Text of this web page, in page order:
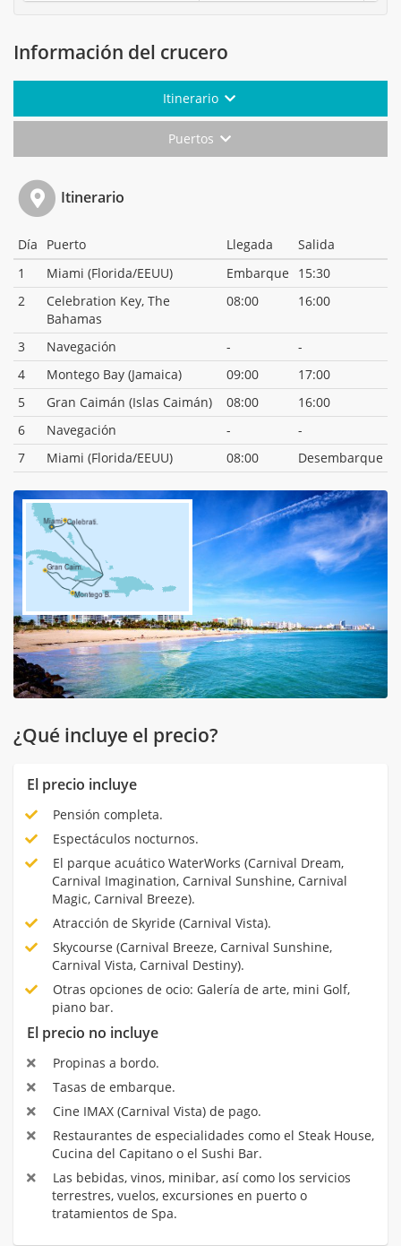
Información del crucero
Itinerario
Puertos
Itinerario
Día Puerto Llegada
Salida
1
Miami (Florida/EEUU) Embarque
15:30
2
Celebration Key, The
Bahamas
08:00 16:00
3 Navegación -
-
4
Montego Bay (Jamaica) 09:00
17:00
5
Gran Caimán (Islas Caimán) 08:00
16:00
6
Navegación -
-
7
Miami (Florida/EEUU) 08:00 Desembarque
¿Qué incluye el precio?
El precio incluye
Pensión completa.
Espectáculos nocturnos.
El parque acuático WaterWorks (Carnival Dream,
Carnival Imagination, Carnival Sunshine, Carnival
Magic, Carnival Breeze).
Atracción de Skyride (Carnival Vista).
Skycourse (Carnival Breeze, Carnival Sunshine,
Carnival Vista, Carnival Destiny).
Otras opciones de ocio: Galería de arte, mini Golf,
piano bar.
El precio no incluye
Propinas a bordo.
Tasas de embarque.
Cine IMAX (Carnival Vista) de pago.
Restaurantes de especialidades como el Steak House,
Cucina del Capitano o el Sushi Bar.
Las bebidas, vinos, minibar, así como los servicios
terrestres, vuelos, excursiones en puerto o
tratamientos de Spa.